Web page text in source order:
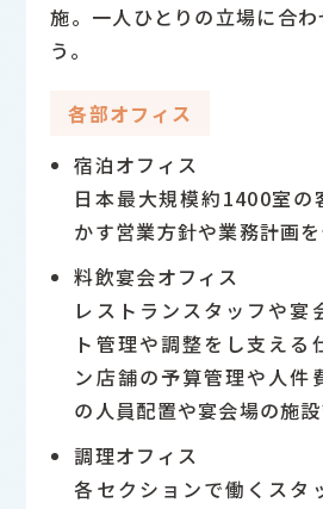
施。一人ひとりの立場に合
う。
各部オフィス
宿泊オフィス
日本最大規模約1400室の
かす営業方針や業務計画を
料飲宴会オフィス
レストランスタッフや宴
ト管理や調整をし支える
ン店舗の予算管理や人件
の人員配置や宴会場の施設
調理オフィス
各セクションで働くスタ